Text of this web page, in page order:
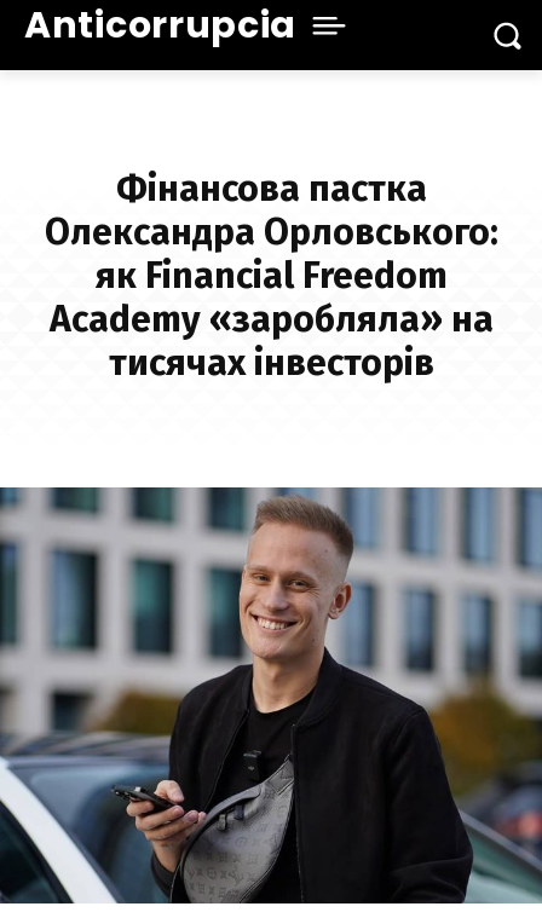
Anticorrupcia
Фінансова пастка
Олександра Орловського:
як Financial Freedom
Academy «заробляла» на
тисячах інвесторів